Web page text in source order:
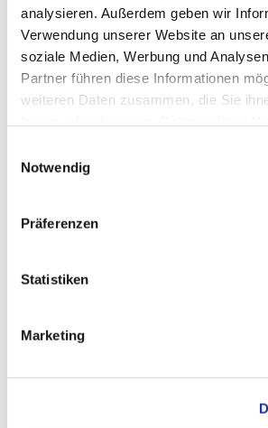
analysieren. Außerdem geben wir
Verwendung unserer Website an
soziale Medien, Werbung und
Partner führen diese Informationen
weiteren Daten zusammen, die Sie
Notwendig
Präferenzen
Statistiken
Marketing
Dies könnte